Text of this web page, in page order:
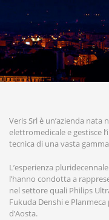
Veris Srl è un’azienda nata
elettromedicale e gestisce
tecnica di una vasta
L’esperienza
l’hanno condotta a
nel settore quali Philips
Fukuda Denshi e
d’Aosta.